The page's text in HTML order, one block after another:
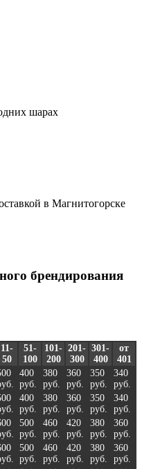
в Магнитогорске
брендирования
11-
50
51-
100
101-
200
201-
300
301-
400
от
401
400
руб.
380
руб.
360
руб.
350
руб.
340
руб.
400
руб.
380
руб.
360
руб.
350
руб.
340
руб.
500
руб.
460
руб.
420
руб.
380
руб.
360
руб.
500
руб.
460
руб.
420
руб.
380
руб.
360
руб.